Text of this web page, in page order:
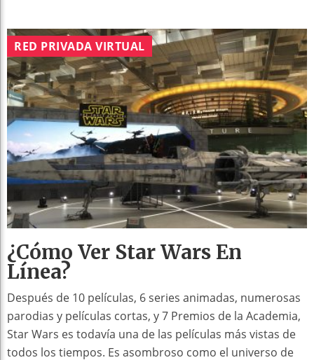
RED PRIVADA VIRTUAL
¿Cómo Ver Star Wars En
Línea?
Después de 10 películas, 6 series animadas, numerosas
parodias y películas cortas, y 7 Premios de la Academia,
Star Wars es todavía una de las películas más vistas de
todos los tiempos. Es asombroso como el universo de